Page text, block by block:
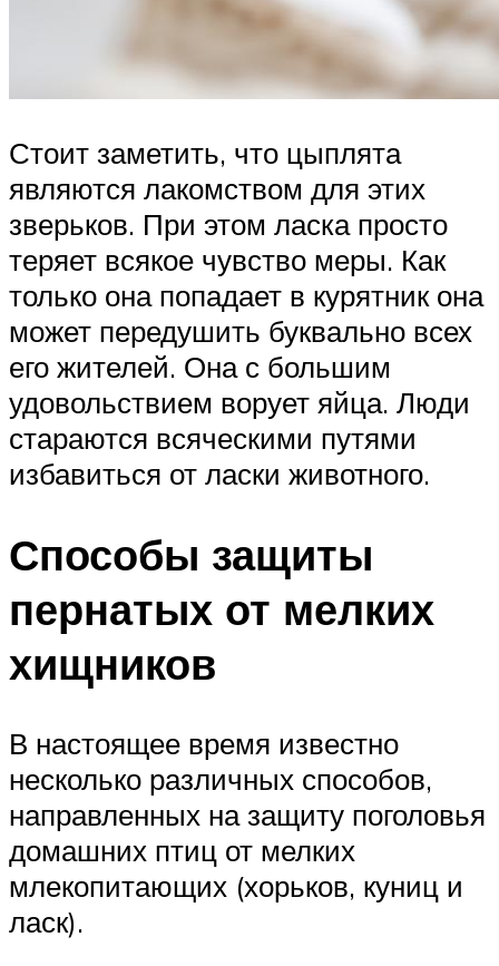
Стоит заметить, что цыплята
являются лакомством для этих
зверьков. При этом ласка просто
теряет всякое чувство меры. Как
только она попадает в курятник она
может передушить буквально всех
его жителей. Она с большим
удовольствием ворует яйца. Люди
стараются всяческими путями
избавиться от ласки животного.
Способы защиты
пернатых от мелких
хищников
В настоящее время известно
несколько различных способов,
направленных на защиту поголовья
домашних птиц от мелких
млекопитающих (хорьков, куниц и
ласк).